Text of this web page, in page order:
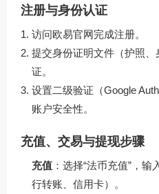
注册与身份认证
访问欧易官网完成注册。
提交身份证明文件（护照
证。
设置二级验证（Google
账户安全性。
充值、交易与提现步骤
充值 ：选择“法币充值”，
行转账、信用卡）。